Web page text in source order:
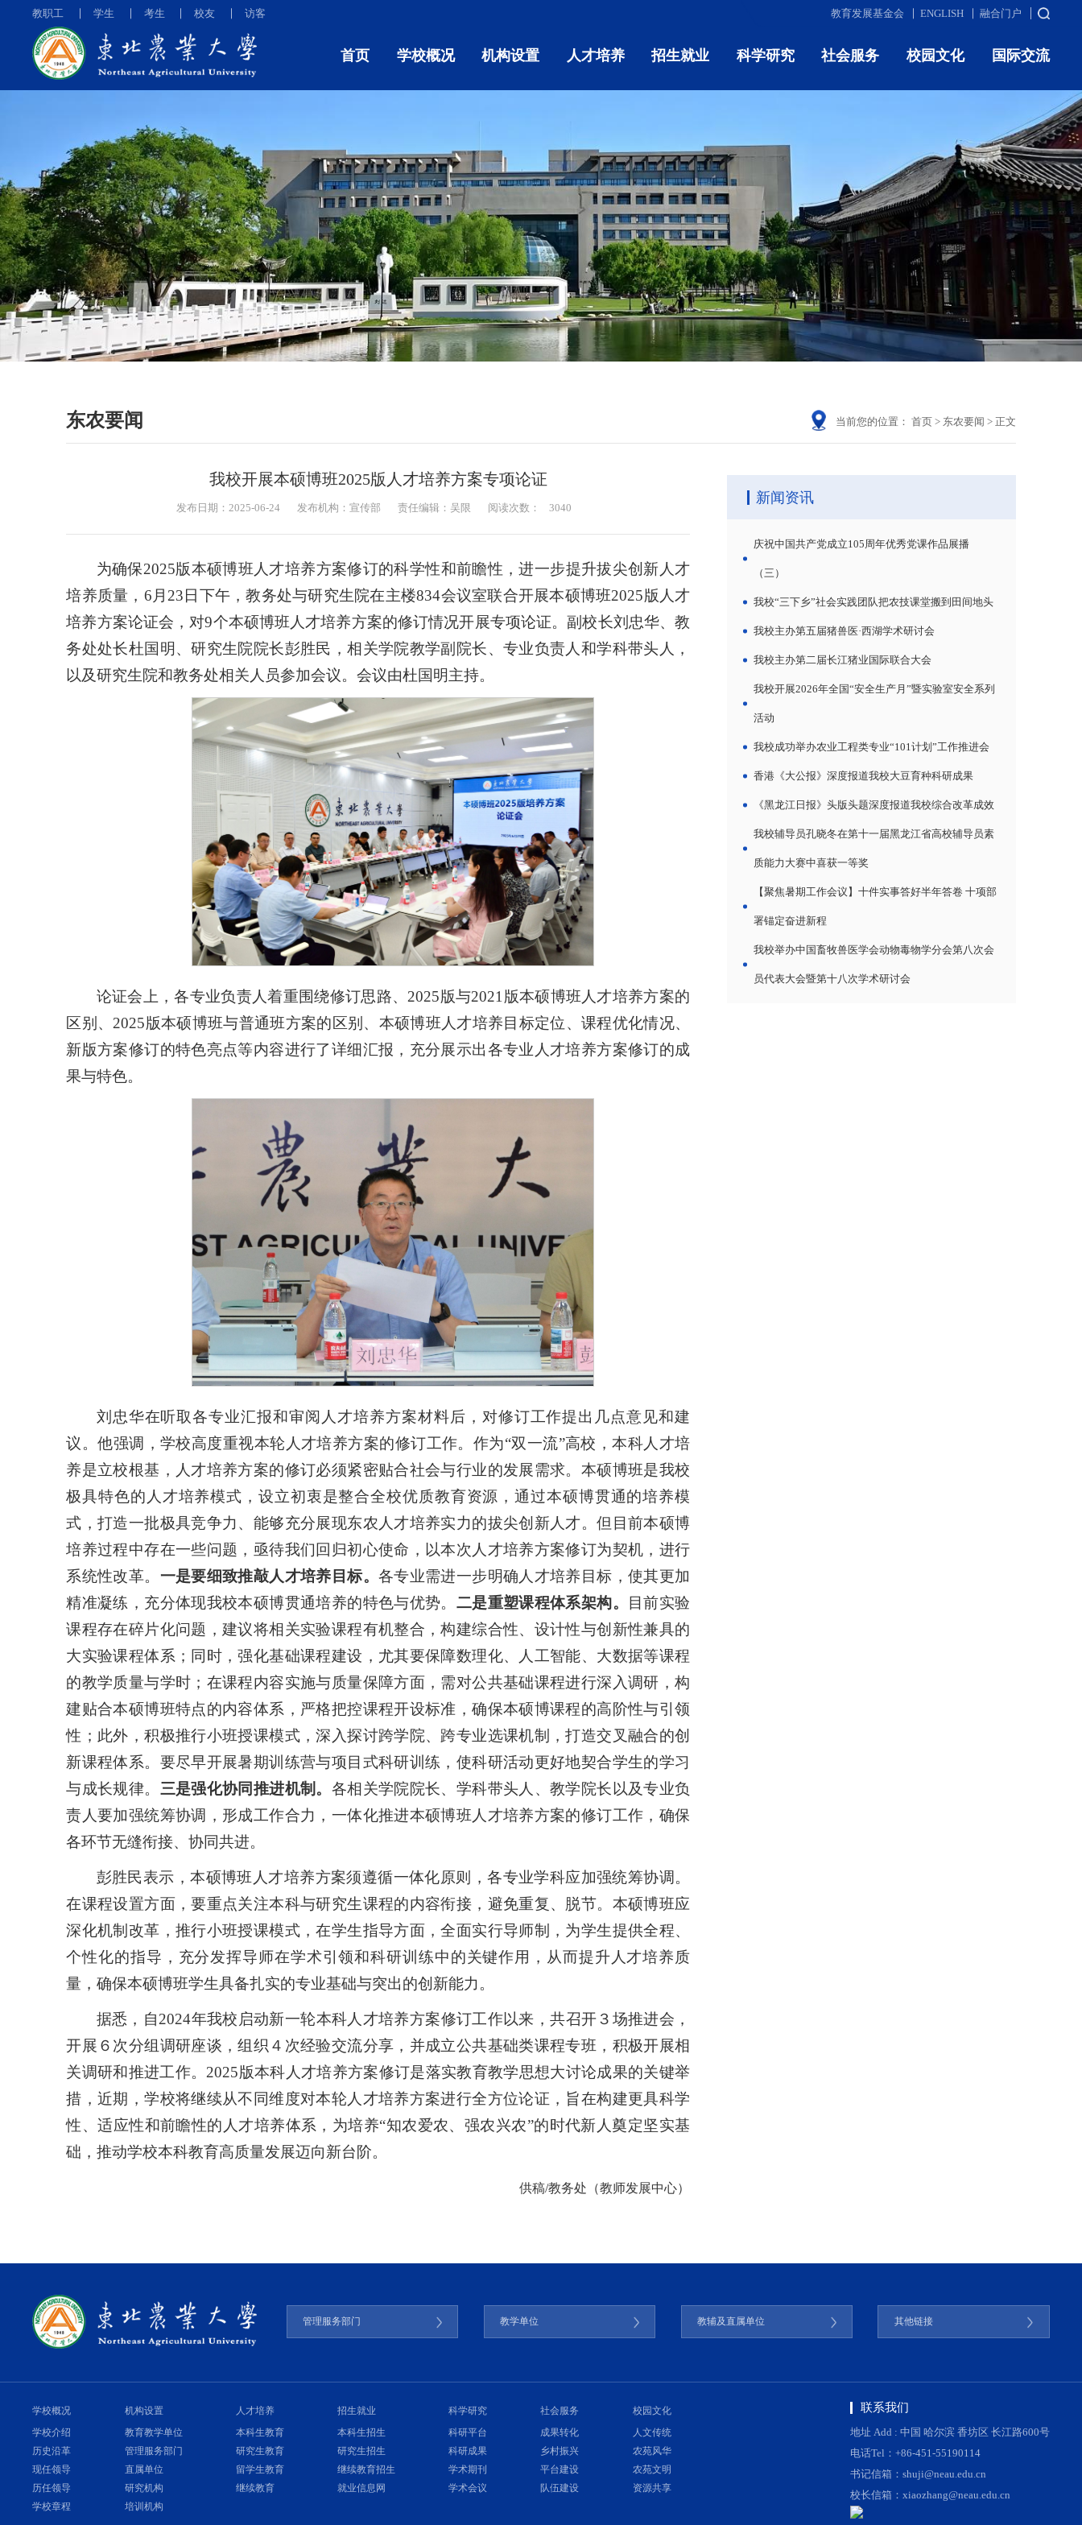
教职工 学生 考生 校友 访客 教育发展基金会 ENGLISH 融合门户
首页 学校概况 机构设置 人才培养 招生就业 科学研究 社会服务 校园文化 国际交流
东农要闻 当前您的位置： 首页 > 东农要闻 > 正文
我校开展本硕博班2025版人才培养方案专项论证
发布日期：2025-06-24 发布机构：宣传部 责任编辑：吴限 阅读次数： 3040
为确保2025版本硕博班人才培养方案修订的科学性和前瞻性，进一步提升拔尖创新人才
培养质量，6月23日下午，教务处与研究生院在主楼834会议室联合开展本硕博班2025版人才
培养方案论证会，对9个本硕博班人才培养方案的修订情况开展专项论证。副校长刘忠华、教
务处处长杜国明、研究生院院长彭胜民，相关学院教学副院长、专业负责人和学科带头人，
以及研究生院和教务处相关人员参加会议。会议由杜国明主持。
论证会上，各专业负责人着重围绕修订思路、2025版与2021版本硕博班人才培养方案的
区别、2025版本硕博班与普通班方案的区别、本硕博班人才培养目标定位、课程优化情况、
新版方案修订的特色亮点等内容进行了详细汇报，充分展示出各专业人才培养方案修订的成
果与特色。
刘忠华在听取各专业汇报和审阅人才培养方案材料后，对修订工作提出几点意见和建
议。他强调，学校高度重视本轮人才培养方案的修订工作。作为“双一流”高校，本科人才培
养是立校根基，人才培养方案的修订必须紧密贴合社会与行业的发展需求。本硕博班是我校
极具特色的人才培养模式，设立初衷是整合全校优质教育资源，通过本硕博贯通的培养模
式，打造一批极具竞争力、能够充分展现东农人才培养实力的拔尖创新人才。但目前本硕博
培养过程中存在一些问题，亟待我们回归初心使命，以本次人才培养方案修订为契机，进行
系统性改革。 一是要细致推敲人才培养目标。 各专业需进一步明确人才培养目标，使其更加
精准凝练，充分体现我校本硕博贯通培养的特色与优势。 二是重塑课程体系架构。
目前实验
课程存在碎片化问题，建议将相关实验课程有机整合，构建综合性、设计性与创新性兼具的
大实验课程体系；同时，强化基础课程建设，尤其要保障数理化、人工智能、大数据等课程
的教学质量与学时；在课程内容实施与质量保障方面，需对公共基础课程进行深入调研，构
建贴合本硕博班特点的内容体系，严格把控课程开设标准，确保本硕博课程的高阶性与引领
性；此外，积极推行小班授课模式，深入探讨跨学院、跨专业选课机制，打造交叉融合的创
新课程体系。要尽早开展暑期训练营与项目式科研训练，使科研活动更好地契合学生的学习
与成长规律。 三是强化协同推进机制。 各相关学院院长、学科带头人、教学院长以及专业负
责人要加强统筹协调，形成工作合力，一体化推进本硕博班人才培养方案的修订工作，确保
各环节无缝衔接、协同共进。
彭胜民表示，本硕博班人才培养方案须遵循一体化原则，各专业学科应加强统筹协调。
在课程设置方面，要重点关注本科与研究生课程的内容衔接，避免重复、脱节。本硕博班应
深化机制改革，推行小班授课模式，在学生指导方面，全面实行导师制，为学生提供全程、
个性化的指导，充分发挥导师在学术引领和科研训练中的关键作用，从而提升人才培养质
量，确保本硕博班学生具备扎实的专业基础与突出的创新能力。
据悉，自2024年我校启动新一轮本科人才培养方案修订工作以来，共召开３场推进会，
开展６次分组调研座谈，组织４次经验交流分享，并成立公共基础类课程专班，积极开展相
关调研和推进工作。2025版本科人才培养方案修订是落实教育教学思想大讨论成果的关键举
措，近期，学校将继续从不同维度对本轮人才培养方案进行全方位论证，旨在构建更具科学
性、适应性和前瞻性的人才培养体系，为培养“知农爱农、强农兴农”的时代新人奠定坚实基
础，推动学校本科教育高质量发展迈向新台阶。
供稿/教务处（教师发展中心）
新闻资讯
庆祝中国共产党成立105周年优秀党课作品展播
（三）
我校“三下乡”社会实践团队把农技课堂搬到田间地头
我校主办第五届猪兽医·西湖学术研讨会
我校主办第二届长江猪业国际联合大会
我校开展2026年全国“安全生产月”暨实验室安全系列
活动
我校成功举办农业工程类专业“101计划”工作推进会
香港《大公报》深度报道我校大豆育种科研成果
《黑龙江日报》头版头题深度报道我校综合改革成效
我校辅导员孔晓冬在第十一届黑龙江省高校辅导员素
质能力大赛中喜获一等奖
【聚焦暑期工作会议】十件实事答好半年答卷 十项部
署锚定奋进新程
我校举办中国畜牧兽医学会动物毒物学分会第八次会
员代表大会暨第十八次学术研讨会
管理服务部门 教学单位 教辅及直属单位 其他链接
学校概况
学校介绍
历史沿革
现任领导
历任领导
学校章程
机构设置
教育教学单位
管理服务部门
直属单位
研究机构
培训机构
人才培养
本科生教育
研究生教育
留学生教育
继续教育
招生就业
本科生招生
研究生招生
继续教育招生
就业信息网
科学研究
科研平台
科研成果
学术期刊
学术会议
社会服务
成果转化
乡村振兴
平台建设
队伍建设
校园文化
人文传统
农苑风华
农苑文明
资源共享
联系我们
地址 Add : 中国 哈尔滨 香坊区 长江路600号
电话Tel：+86-451-55190114
书记信箱：shuji@neau.edu.cn
校长信箱：xiaozhang@neau.edu.cn